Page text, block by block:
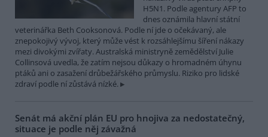
H5N1. Podle agentury AFP to
dnes oznámila hlavní státní
veterinářka Beth Cooksonová. Podle ní jde o očekávaný, ale
znepokojivý vývoj, který může vést k rozsáhlejšímu šíření nákazy
mezi divokými zvířaty. Australská ministryně zemědělství Julie
Collinsová uvedla, že zatím nejsou důkazy o hromadném úhynu
ptáků ani o zasažení drůbežářského průmyslu. Riziko pro lidské
zdraví podle ní zůstává nízké.
Senát má akční plán EU pro hnojiva za nedostatečný,
situace je podle něj závažná